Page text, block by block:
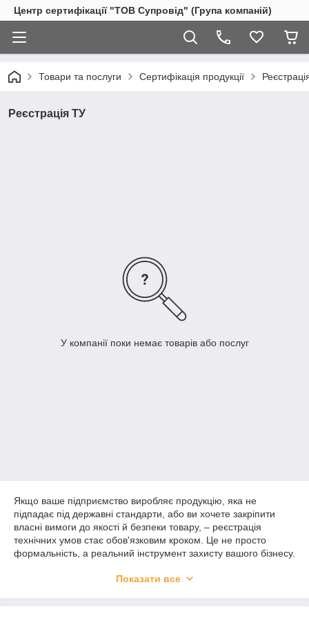
Центр сертифікації "ТОВ Супровід" (Група компаній)
Товари та послуги Сертифікація продукції
Реєстрація ТУ
У компанії поки немає товарів або послуг
Якщо ваше підприємство виробляє продукцію, яка не
підпадає під державні стандарти, або ви хочете закріпити
власні вимоги до якості й безпеки товару, – реєстрація
технічних умов стає обов'язковим кроком. Це не просто
формальність, а реальний інструмент захисту вашого бізнесу.
виробництва, зберігання та транспортування. Без належно
Показати все